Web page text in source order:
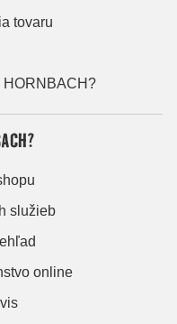
tovaru
HORNBACH?
služieb
online